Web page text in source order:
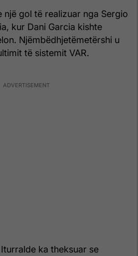
një gol të realizuar nga Sergio
kur Dani Garcia kishte
Njëmbëdhjetëmetërshi u
të sistemit VAR.
ka theksuar se